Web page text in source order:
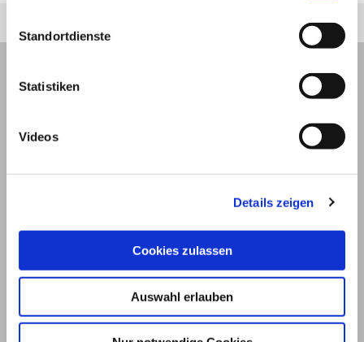
Standortdienste
Statistiken
Videos
Details zeigen
Cookies zulassen
Auswahl erlauben
© 2026
Impressum und Nutzungsbedingungen